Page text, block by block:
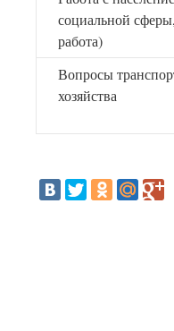
социальной
работа)
Вопросы
хозяйства